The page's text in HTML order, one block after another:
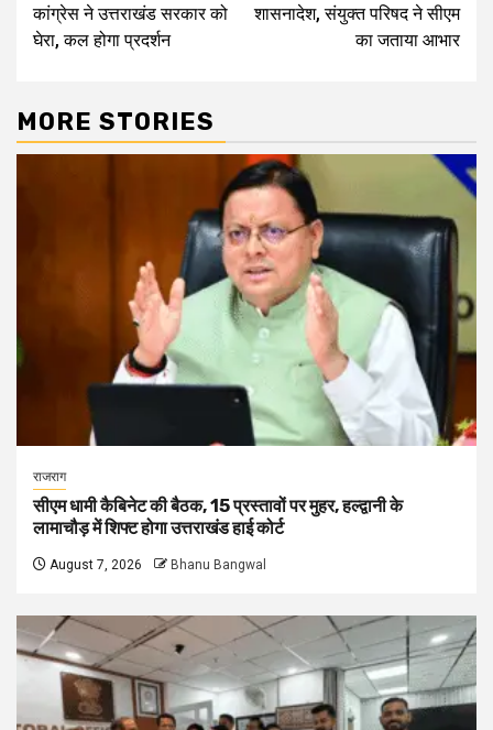
कांग्रेस ने उत्तराखंड सरकार को
घेरा, कल होगा प्रदर्शन
शासनादेश, संयुक्त परिषद ने सीएम
का जताया आभार
MORE STORIES
राजराग
सीएम धामी कैबिनेट की बैठक, 15 प्रस्तावों पर मुहर, हल्द्वानी के
लामाचौड़ में शिफ्ट होगा उत्तराखंड हाई कोर्ट
August 7, 2026 Bhanu Bangwal